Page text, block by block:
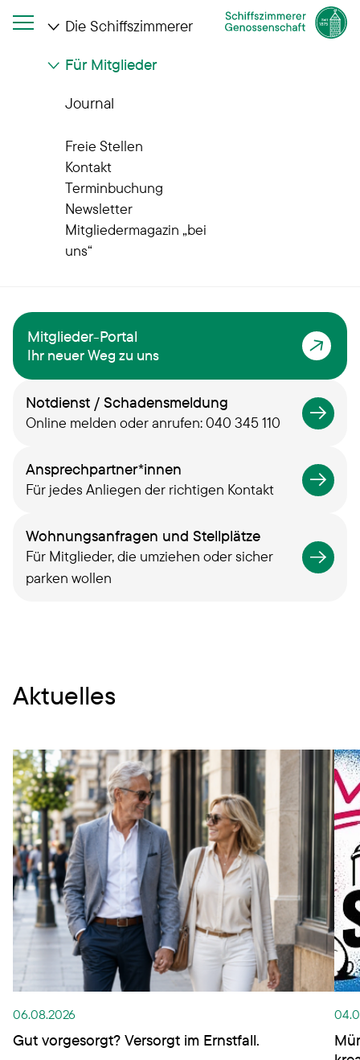
Die Schiffszimmerer
Für Mitglieder
Journal
Freie Stellen
Kontakt
Terminbuchung
Newsletter
Mitgliedermagazin „bei
uns“
Leben bei uns
Nachbarschaft
erleben und
gestalten
Mitglieder-Portal
Ihr neuer Weg zu uns
Notdienst / Schadensmeldung
Online melden oder anrufen: 040 345 110
Ansprechpartner*innen
Für jedes Anliegen der richtigen Kontakt
Wohnungsanfragen und Stellplätze
Für Mitglieder, die umziehen oder sicher
parken wollen
Aktuelles
06.08.2026
Gut vorgesorgt? Versorgt im Ernstfall.